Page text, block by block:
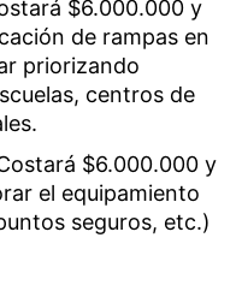
$6.000.000 y
de rampas en
priorizando
centros de
$6.000.000 y
el equipamiento
seguros, etc.)